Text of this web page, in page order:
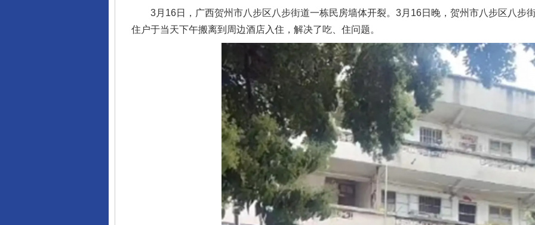
3月16日，广西贺州市八步区八步街道一栋民房墙体开裂。3月16日晚，贺州市八步区八步
住户于当天下午搬离到周边酒店入住，解决了吃、住问题。